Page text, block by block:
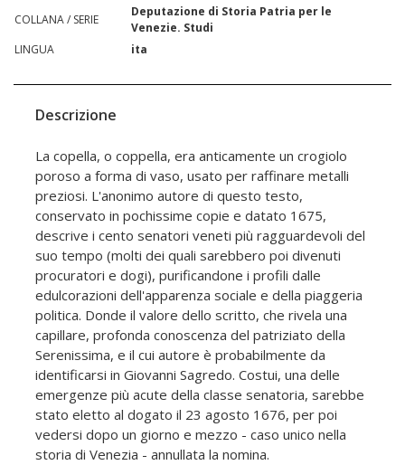
COLLANA / SERIE
Deputazione di Storia Patria per le
Venezie. Studi
LINGUA
ita
Descrizione
La copella, o coppella, era anticamente un crogiolo
poroso a forma di vaso, usato per raffinare metalli
preziosi. L'anonimo autore di questo testo,
conservato in pochissime copie e datato 1675,
descrive i cento senatori veneti più ragguardevoli del
suo tempo (molti dei quali sarebbero poi divenuti
procuratori e dogi), purificandone i profili dalle
edulcorazioni dell'apparenza sociale e della piaggeria
politica. Donde il valore dello scritto, che rivela una
capillare, profonda conoscenza del patriziato della
Serenissima, e il cui autore è probabilmente da
identificarsi in Giovanni Sagredo. Costui, una delle
emergenze più acute della classe senatoria, sarebbe
stato eletto al dogato il 23 agosto 1676, per poi
vedersi dopo un giorno e mezzo - caso unico nella
storia di Venezia - annullata la nomina.